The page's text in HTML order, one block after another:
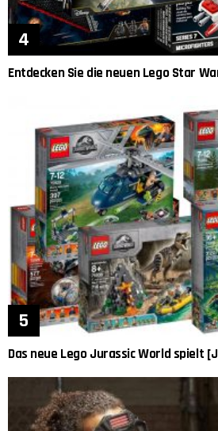
Entdecken Sie die neuen Lego Star
Das neue Lego Jurassic World spielt